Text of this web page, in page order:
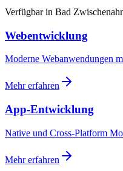
Verfügbar in Bad
Webentwicklung
Moderne Webanwendungen
Mehr erfahren
App-Entwicklung
Native und Cross-Platform
Mehr erfahren